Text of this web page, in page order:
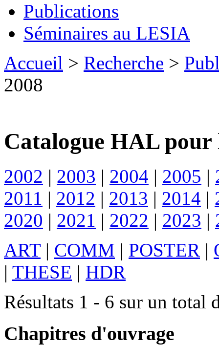
Publications
Séminaires au LESIA
Accueil > Recherche >
2008
Catalogue HAL pour
2002 | 2003 | 2004 | 2005 |
2011 | 2012 | 2013 | 2014 |
2020 | 2021 | 2022 | 2023 |
ART| COMM | POSTER |
| THESE | HDR
Résultats 1 - 6 sur un total
Chapitres d'ouvrage